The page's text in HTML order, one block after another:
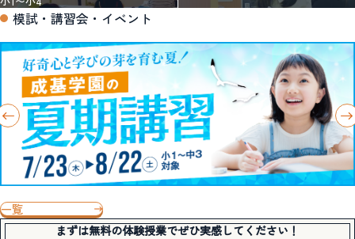
模試・講習会・イベント
一覧
まずは無料の体験授業でぜひ実感してください！